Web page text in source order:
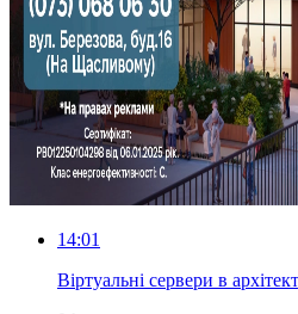
14:01
Віртуальні сервери в